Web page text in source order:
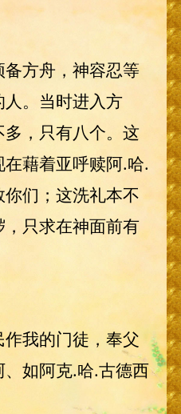
方舟，神容忍等
。当时进入方
，只有八个。这
藉着亚呼赎阿.哈.
们；这洗礼本不
只求在神面前有
我的门徒，奉父
如阿克.哈.古德西